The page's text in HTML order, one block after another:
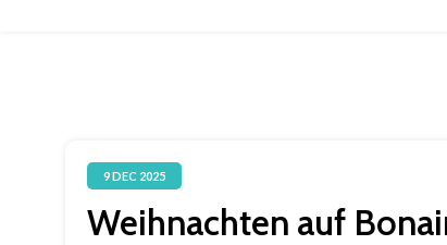
9 DEC 2025
Weihnachten auf